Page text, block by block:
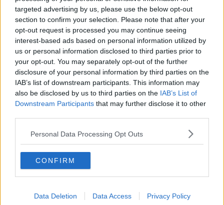
targeted advertising by us, please use the below opt-out
section to confirm your selection. Please note that after your
opt-out request is processed you may continue seeing
interest-based ads based on personal information utilized by
us or personal information disclosed to third parties prior to
your opt-out. You may separately opt-out of the further
disclosure of your personal information by third parties on the
IAB’s list of downstream participants. This information may
also be disclosed by us to third parties on the IAB’s List of
Downstream Participants that may further disclose it to other
Personal Data Processing Opt Outs
CONFIRM
Data Deletion Data Access Privacy Policy
så ned for blusset og lad retten småkoge under låg til
kødet er mørt.
Når retten er færdig, skal saucen have en ret tyk
konsistens. Hvis den er for tynd, tages låget af, og
retten inddampes på svagt blus de sidste minutter
inden serveringen.